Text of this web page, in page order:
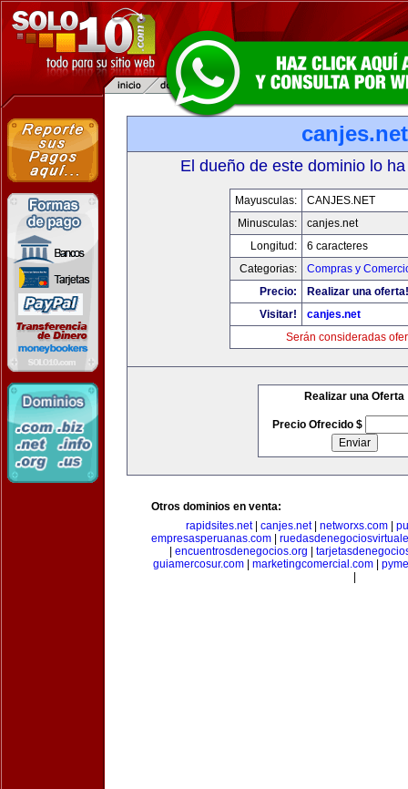
canjes.net
El dueño de este dominio lo
Mayusculas:
CANJES.NET
Minusculas:
canjes.net
Longitud:
6 caracteres
Categorias:
Compras y
Precio:
Realizar una oferta!
Visitar!
canjes.net
Serán consideradas
Realizar una Oferta
Precio Ofrecido $
Otros dominios en venta:
rapidsites.net| canjes.net| networxs.com
empresasperuanas.com
encuentrosdenegocios.org
guiamercosur.com| marketingcomercial.com|